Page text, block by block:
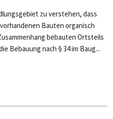
zu verstehen, dass
Bauten organisch
bebauten Ortsteils
Bebauung nach § 34 im Baug...